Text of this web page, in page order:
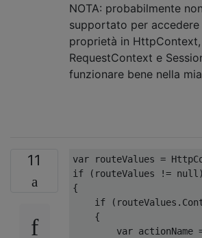
NOTA: probabilmente
supportato per
proprietà in
RequestContext e
funzionare bene nella
11 var routeValues =
if
( routeValues != null )
{
if
( routeValues .
{
var actionName